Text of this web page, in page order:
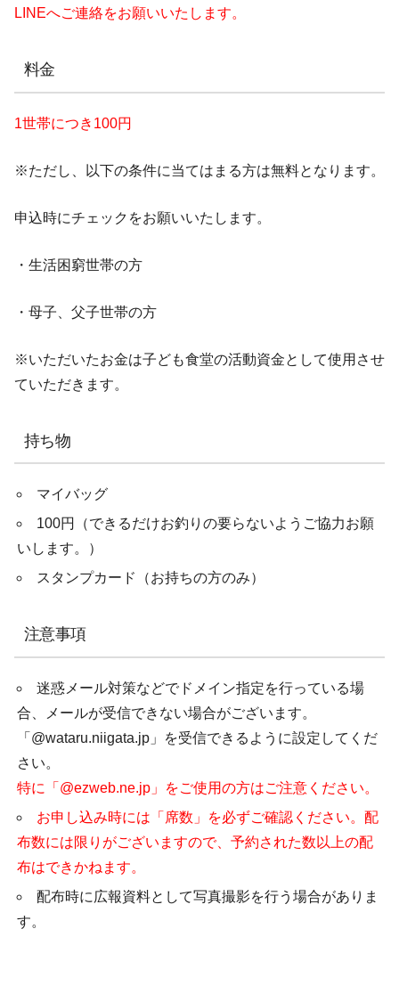
LINEへご連絡をお願いいたします。
料金
1世帯につき100円
※ただし、以下の条件に当てはまる方は無料となります。
申込時にチェックをお願いいたします。
・生活困窮世帯の方
・母子、父子世帯の方
※いただいたお金は子ども食堂の活動資金として使用させ
ていただきます。
持ち物
マイバッグ
100円（できるだけお釣りの要らないようご協力お願
いします。）
スタンプカード（お持ちの方のみ）
注意事項
迷惑メール対策などでドメイン指定を行っている場
合、メールが受信できない場合がございます。
「@wataru.niigata.jp」を受信できるように設定してくだ
さい。
特に「@ezweb.ne.jp」をご使用の方はご注意ください。
お申し込み時には「席数」を必ずご確認ください。配
布数には限りがございますので、予約された数以上の配
布はできかねます。
配布時に広報資料として写真撮影を行う場合がありま
す。